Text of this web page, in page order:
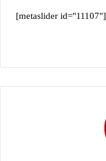
[metaslider id="11107"]